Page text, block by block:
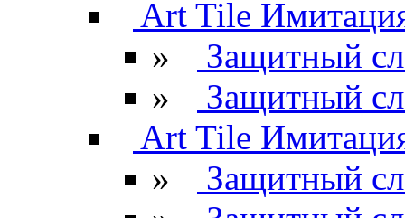
Art Tile
»
Защитный
»
Защитный
Art Tile
»
Защитный